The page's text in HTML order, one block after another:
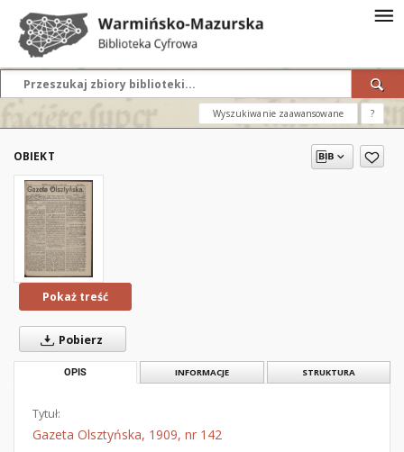
Wyszukiwanie zaawansowane ?
OBIEKT
Pokaż treść
Pobierz
OPIS INFORMACJE STRUKTURA
Tytuł:
Gazeta Olsztyńska, 1909, nr 142